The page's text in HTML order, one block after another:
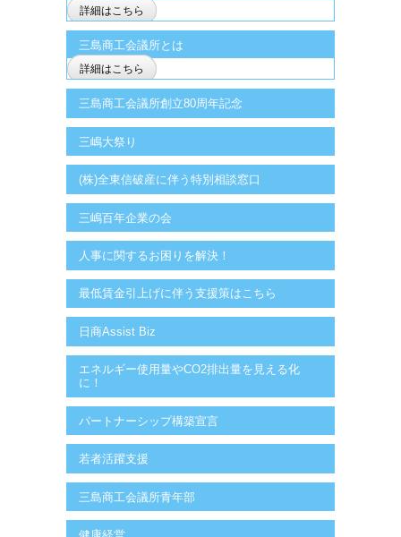
詳細はこちら
三島商工会議所とは
詳細はこちら
三島商工会議所創立80周年記念
三嶋大祭り
(株)全東信破産に伴う特別相談窓口
三嶋百年企業の会
人事に関するお困りを解決！
最低賃金引上げに伴う支援策はこちら
日商Assist Biz
エネルギー使用量やCO2排出量を見える化
に！
パートナーシップ構築宣言
若者活躍支援
三島商工会議所青年部